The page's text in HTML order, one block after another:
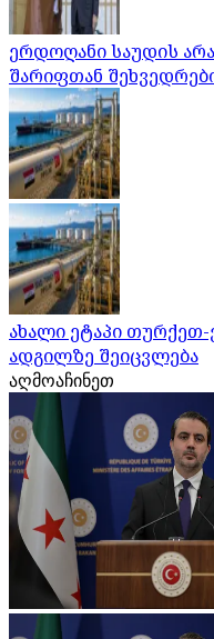
ერდოღანი საუდის
შარიფთან
ახალი ეტაპი
ადგილზე შეიცვლება
აღმოაჩინეთ